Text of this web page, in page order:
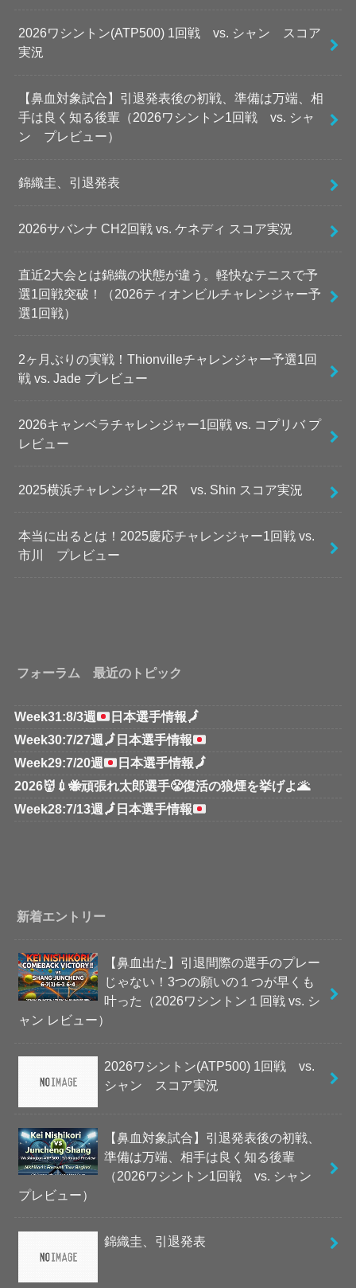
2026ワシントン(ATP500) 1回戦 vs. シャン スコア
実況
【鼻血対象試合】引退発表後の初戦、準備は万端、相
手は良く知る後輩（2026ワシントン1回戦 vs. シャ
ン プレビュー）
錦織圭、引退発表
2026サバンナ CH2回戦 vs. ケネディ スコア実況
直近2大会とは錦織の状態が違う。軽快なテニスで予
選1回戦突破！（2026ティオンビルチャレンジャー予
選1回戦）
2ヶ月ぶりの実戦！Thionvilleチャレンジャー予選1回
戦 vs. Jade プレビュー
2026キャンベラチャレンジャー1回戦 vs. コプリバ プ
レビュー
2025横浜チャレンジャー2R vs. Shin スコア実況
本当に出るとは！2025慶応チャレンジャー1回戦 vs.
市川 プレビュー
フォーラム 最近のトピック
Week31:8/3週 日本選手情報🗾
Week30:7/27週 🗾 日本選手情報
Week29:7/20週
日本選手情報🗾
2026👹💉🐝頑張れ太郎選手😤復活の狼煙を挙げよ🌋
Week28:7/13週 🗾 日本選手情報
新着エントリー
【鼻血出た】引退間際の選手のプレー
じゃない！3つの願いの１つが早くも
叶った（2026ワシントン１回戦 vs. シ
ャン レビュー）
2026ワシントン(ATP500) 1回戦 vs.
シャン スコア実況
【鼻血対象試合】引退発表後の初戦、
準備は万端、相手は良く知る後輩
（2026ワシントン1回戦 vs. シャン
プレビュー）
錦織圭、引退発表